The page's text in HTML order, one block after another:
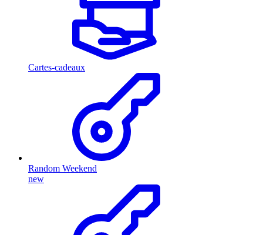
Cartes-cadeaux
Random Weekend
new